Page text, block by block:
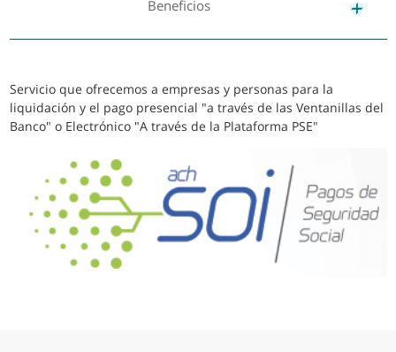
Beneficios
Servicio que ofrecemos a empresas y personas para la
liquidación y el pago presencial "a través de las Ventanillas del
Banco" o Electrónico "A través de la Plataforma PSE"